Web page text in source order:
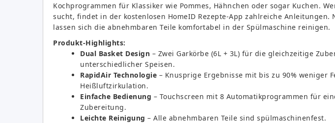
Kochprogrammen für Klassiker wie Pommes, Hähnchen oder sogar Kuchen.
sucht, findet in der kostenlosen HomeID Rezepte-App zahlreiche Anleitungen.
lassen sich die abnehmbaren Teile komfortabel in der Spülmaschine reinigen.
Produkt-Highlights:
Dual Basket Design – Zwei Garkörbe (6L + 3L) für die gleichzeitige
unterschiedlicher Speisen.
RapidAir Technologie – Knusprige Ergebnisse mit bis zu 90% weniger
Heißluftzirkulation.
Einfache Bedienung – Touchscreen mit 8 Automatikprogrammen für
Zubereitung.
Leichte Reinigung – Alle abnehmbaren Teile sind spülmaschinenfest.